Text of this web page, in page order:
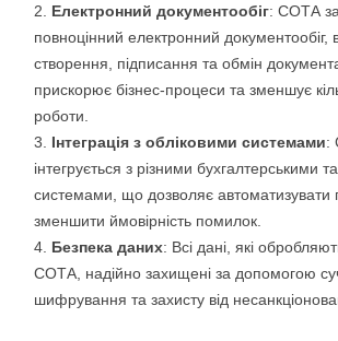
Електронний документообіг: СОТА
повноцінний електронний документообіг,
створення, підписання та обмін
прискорює бізнес-процеси та зменшує
роботи.
Інтеграція з обліковими системами:
інтегрується з різними бухгалтерськими
системами, що дозволяє автоматизувати
зменшити ймовірність помилок.
Безпека даних: Всі дані, які
СОТА, надійно захищені за допомогою
шифрування та захисту від